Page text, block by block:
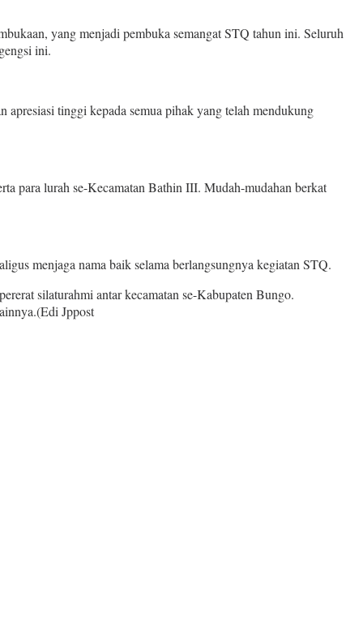
yang menjadi pembuka semangat STQ tahun ini. Seluruh
ini.
tinggi kepada semua pihak yang telah mendukung
para lurah se-Kecamatan Bathin III. Mudah-mudahan berkat
menjaga nama baik selama berlangsungnya kegiatan STQ.
silaturahmi antar kecamatan se-Kabupaten Bungo.
Jppost